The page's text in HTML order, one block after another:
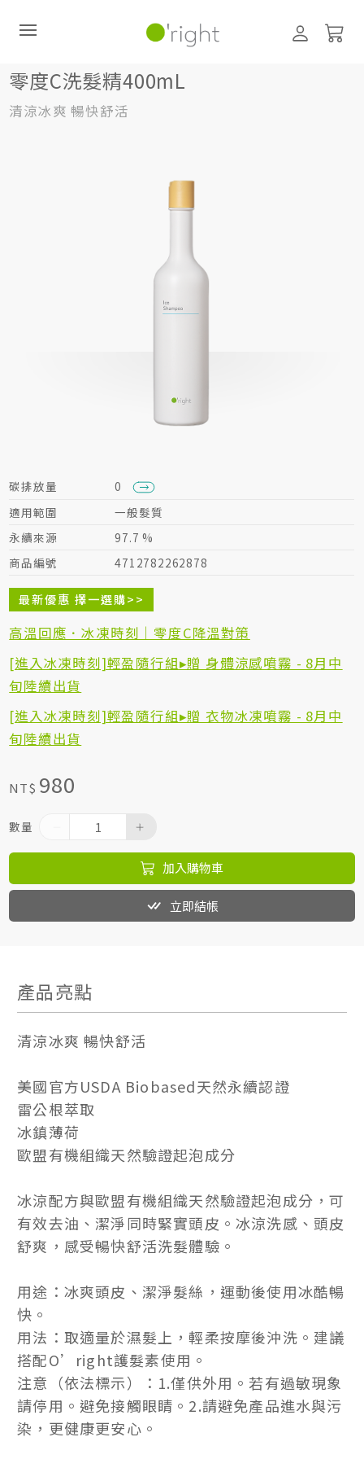
直購訂閱制
400mL 零度C洗髮精400mL
零度C洗髮精400mL
清涼冰爽 暢快舒活
碳排放量
0
適用範圍
一般髮質
永續來源
97.7 %
商品編號
4712782262878
最新優惠 擇一選購>>
高溫回應．冰凍時刻｜零度C降溫對策
[進入冰凍時刻]輕盈隨行組▸贈 身體涼感噴霧 - 8月中
旬陸續出貨
[進入冰凍時刻]輕盈隨行組▸贈 衣物冰凍噴霧 - 8月中
旬陸續出貨
NT$ 980
數量
加入購物車
立即結帳
產品亮點
清涼冰爽 暢快舒活
美國官方USDA Biobased天然永續認證
雷公根萃取
冰鎮薄荷
歐盟有機組織天然驗證起泡成分
冰涼配方與歐盟有機組織天然驗證起泡成分，可
有效去油、潔淨同時緊實頭皮。冰涼洗感、頭皮
舒爽，感受暢快舒活洗髮體驗。
用途：冰爽頭皮、潔淨髮絲，運動後使用冰酷暢
快。
用法：取適量於濕髮上，輕柔按摩後沖洗。建議
搭配O’right護髮素使用。
注意（依法標示）：1.僅供外用。若有過敏現象
請停用。避免接觸眼睛。2.請避免產品進水與污
染，更健康更安心。